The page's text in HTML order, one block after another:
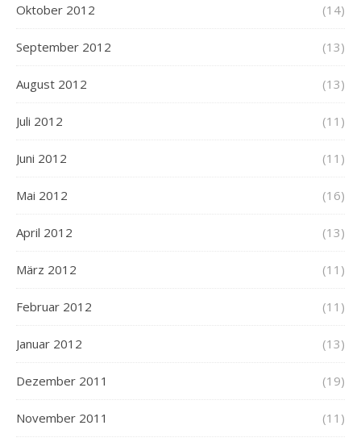
Oktober 2012 (14)
September 2012 (13)
August 2012 (13)
Juli 2012 (11)
Juni 2012 (11)
Mai 2012 (16)
April 2012 (13)
März 2012 (11)
Februar 2012 (11)
Januar 2012 (13)
Dezember 2011 (19)
November 2011 (11)